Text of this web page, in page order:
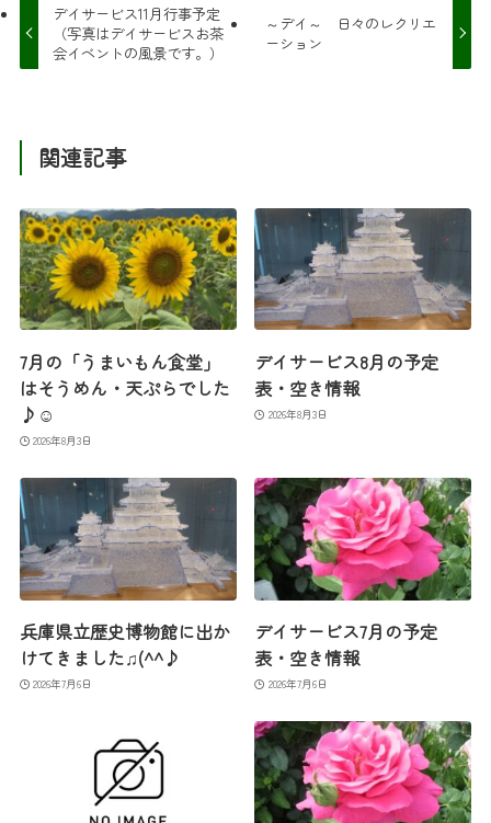
デイサービス11月行事予定
（写真はデイサービスお茶
会イベントの風景です。）
～デイ～ 日々のレクリエ
ーション
関連記事
7月の「うまいもん食堂」
はそうめん・天ぷらでした
♪☺
2026年8月3日
デイサービス8月の予定
表・空き情報
2026年8月3日
兵庫県立歴史博物館に出か
けてきました♫(^^♪
2026年7月6日
デイサービス7月の予定
表・空き情報
2026年7月6日